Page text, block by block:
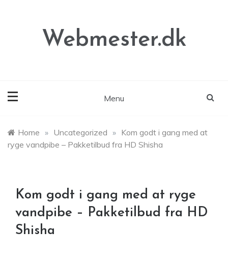
Webmester.dk
Menu
Home » Uncategorized » Kom godt i gang med at
ryge vandpibe – Pakketilbud fra HD Shisha
Kom godt i gang med at ryge
vandpibe – Pakketilbud fra HD
Shisha